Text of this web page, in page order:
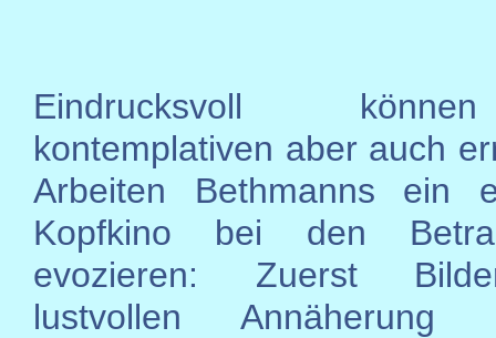
Eindrucksvoll
kontemplativen aber auch
Arbeiten Bethmanns ein
Kopfkino bei den
evozieren: Zuerst
lustvollen Annäherung